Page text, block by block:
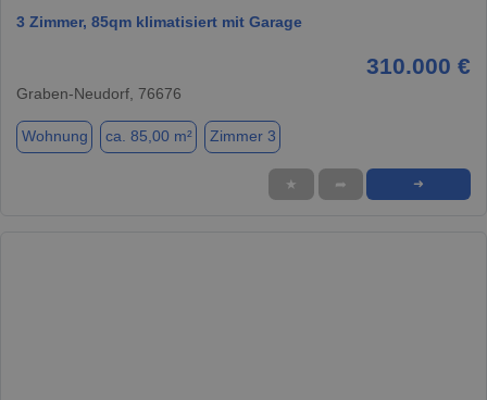
3 Zimmer, 85qm klimatisiert mit Garage
310.000 €
Graben-Neudorf, 76676
Wohnung ca. 85,00 m² Zimmer 3
★ ➦ ➜